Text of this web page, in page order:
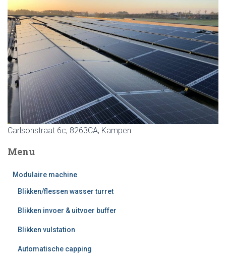
Carlsonstraat 6c, 8263CA, Kampen
Menu
Modulaire machine
Blikken/flessen wasser turret
Blikken invoer & uitvoer buffer
Blikken vulstation
Automatische capping